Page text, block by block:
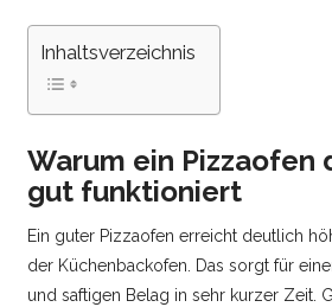
Inhaltsverzeichnis
Warum ein Pizzaofen
gut funktioniert
Ein guter Pizzaofen erreicht deutlich
der Küchenbackofen. Das sorgt für
und saftigen Belag in sehr kurzer Zeit.